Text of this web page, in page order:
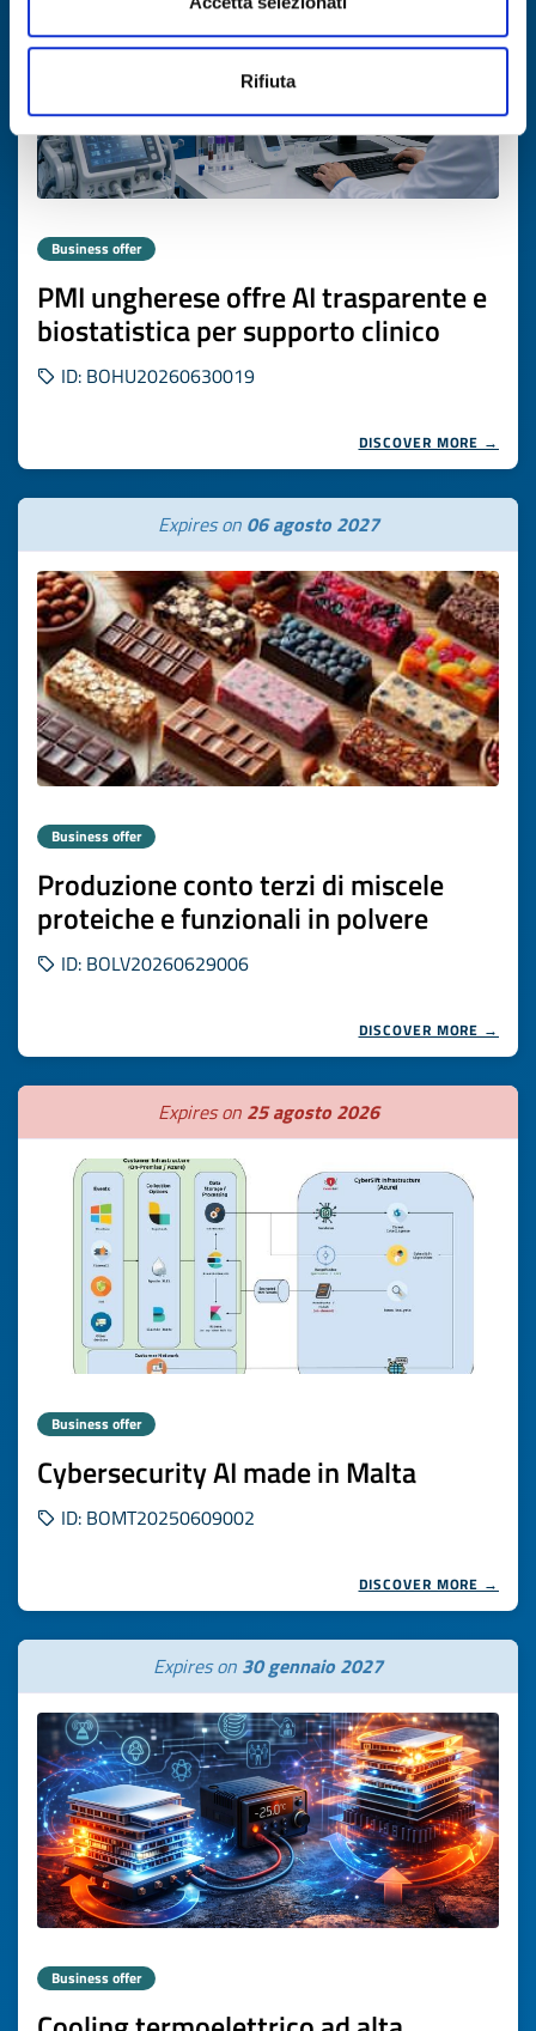
Rifiuta
Business offer
PMI ungherese offre AI trasparente e
biostatistica per supporto clinico
ID: BOHU20260630019
DISCOVER MORE →
Expires on 06 agosto 2027
Business offer
Produzione conto terzi di miscele
proteiche e funzionali in polvere
ID: BOLV20260629006
DISCOVER MORE →
Expires on 25 agosto 2026
Business offer
Cybersecurity AI made in Malta
ID: BOMT20250609002
DISCOVER MORE →
Expires on 30 gennaio 2027
Business offer